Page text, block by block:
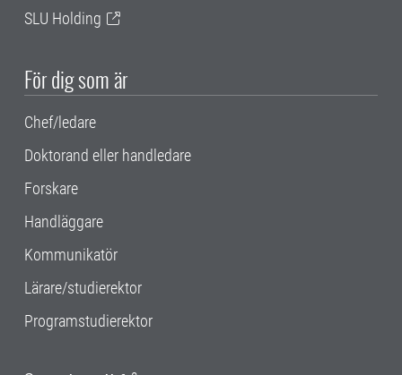
SLU Holding
För dig som är
Chef/ledare
Doktorand eller handledare
Forskare
Handläggare
Kommunikatör
Lärare/studierektor
Programstudierektor